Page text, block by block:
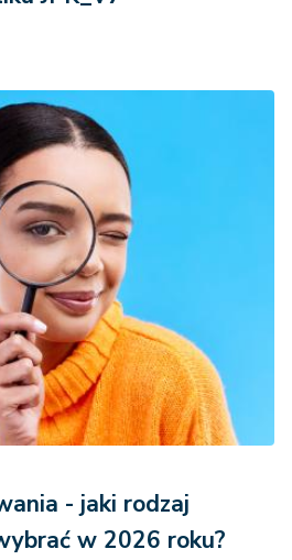
- jaki rodzaj
w 2026 roku?